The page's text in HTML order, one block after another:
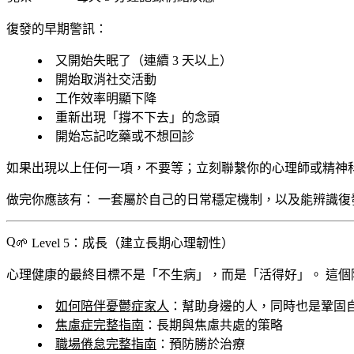
復發的早期警訊：
又開始失眠了（連續 3 天以上）
開始取消社交活動
工作效率明顯下降
重新出現「撐不下去」的念頭
開始忘記吃藥或不想回診
如果出現以上任何一項，不要等；立刻聯繫你的心理師或精
做完你應該有： 一套屬於自己的日常穩定機制，以及能辨識
🌱 Level 5：成長（建立長期心理韌性）
心理健康的最終目標不是「不生病」，而是「活得好」。 這個
如何陪伴憂鬱症家人 ：幫助身邊的人，同時也是鞏固
焦慮症完整指南 ：長期與焦慮共處的策略
職場倦怠完整指南 ：預防勝於治療